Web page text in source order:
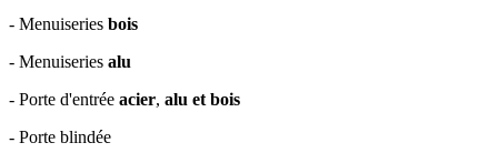
- Menuiseries bois
- Menuiseries alu
- Porte d'entrée acier, alu et bois
- Porte blindée